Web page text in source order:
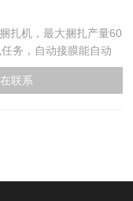
扎机，最大捆扎产量60
务，自动接膜能自动
到用完的膜卷尾部，形
过基于PC的智能操作
数：
联系